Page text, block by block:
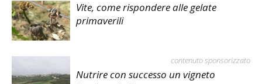
Vite, come rispondere alle gelate
primaverili
contenuto sponsorizzato
Nutrire con successo un vigneto